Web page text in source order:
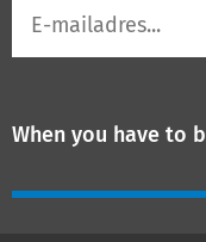
mailadres
When you have to